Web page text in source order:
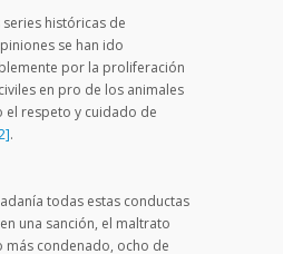
históricas de
se han ido
por la proliferación
en pro de los animales
el respeto y cuidado de
.
todas estas conductas
una sanción, el maltrato
más condenado, ocho de